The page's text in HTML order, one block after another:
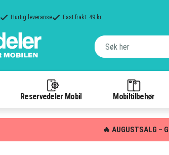
Hurtig leveranse Fast frakt: 49 kr
Reservedeler Mobil Mobiltilbehør
🔥 AUGUSTSALG –